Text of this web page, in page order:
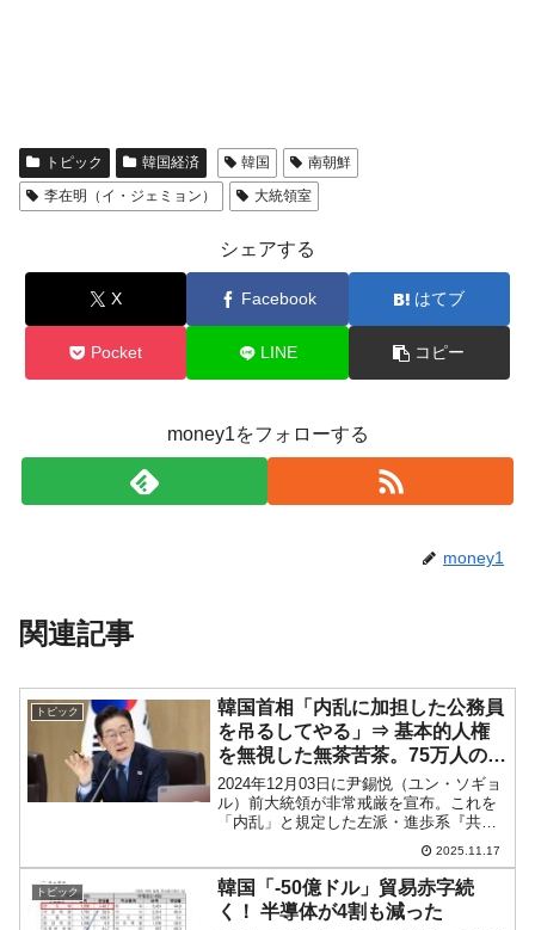
トピック 韓国経済 韓国
南朝鮮
李在明（イ・ジェミョン）
大統領室
シェアする
X Facebook はてブ
Pocket LINE コピー
money1をフォローする
money1
関連記事
トピック
韓国首相「内乱に加担した公務員
を吊るしてやる」⇒ 基本的人権
を無視した無茶苦茶。75万人の公
務員に「自主的にお前のスマホを
提出しろ」
2024年12月03日に尹錫悦（ユン・ソギョ
ル）前大統領が非常戒厳を宣布。これを
「内乱」と規定した左派・進歩系『共に
民主党』・韓国大統領に成りおおせた李
在明（イ・ジェミョン）さんと愉快な仲
間たちは、尹錫悦（ユン・ソギョル）さ
んを吊るすのはも...
2025.11.17
トピック
韓国「-50億ドル」貿易赤字続
く！ 半導体が4割も減った